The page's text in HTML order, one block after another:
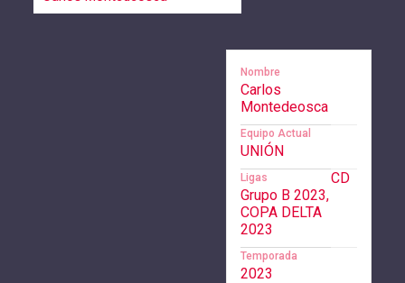
Nombre
Carlos
Montedeosca
Equipo Actual
UNIÓN
Ligas
CD
Grupo B 2023,
COPA DELTA
2023
Temporada
2023